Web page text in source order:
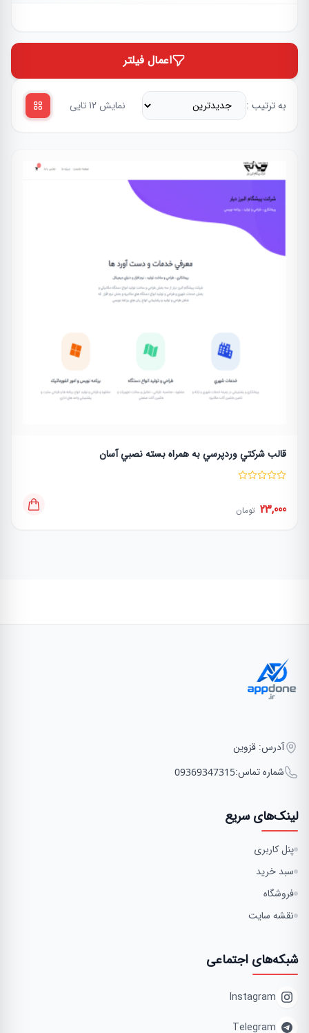
اعمال فیلتر
به ترتیب : نمایش 12 تایی
قالب شركتي وردپرسي به همراه بسته نصبي آسان
23,000 تومان
آدرس: قزوین
شماره تماس:09369347315
لینک‌های سریع
پنل کاربری
سبد خرید
فروشگاه
نقشه سایت
شبکه‌های اجتماعی
Instagram
Telegram